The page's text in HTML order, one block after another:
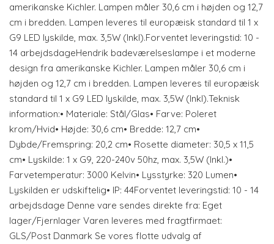
amerikanske Kichler. Lampen måler 30,6 cm i højden og 12,7
cm i bredden. Lampen leveres til europæisk standard til 1 x
G9 LED lyskilde, max. 3,5W (Inkl).Forventet leveringstid: 10 -
14 arbejdsdageHendrik badeværelseslampe i et moderne
design fra amerikanske Kichler. Lampen måler 30,6 cm i
højden og 12,7 cm i bredden. Lampen leveres til europæisk
standard til 1 x G9 LED lyskilde, max. 3,5W (Inkl).Teknisk
information:• Materiale: Stål/Glas• Farve: Poleret
krom/Hvid• Højde: 30,6 cm• Bredde: 12,7 cm•
Dybde/Fremspring: 20,2 cm• Rosette diameter: 30,5 x 11,5
cm• Lyskilde: 1 x G9, 220-240v 50hz, max. 3,5W (Inkl.)•
Farvetemperatur: 3000 Kelvin• Lysstyrke: 320 Lumen•
Lyskilden er udskiftelig• IP: 44Forventet leveringstid: 10 - 14
arbejdsdage Denne vare sendes direkte fra: Eget
lager/Fjernlager Varen leveres med fragtfirmaet:
GLS/Post Danmark Se vores flotte udvalg af